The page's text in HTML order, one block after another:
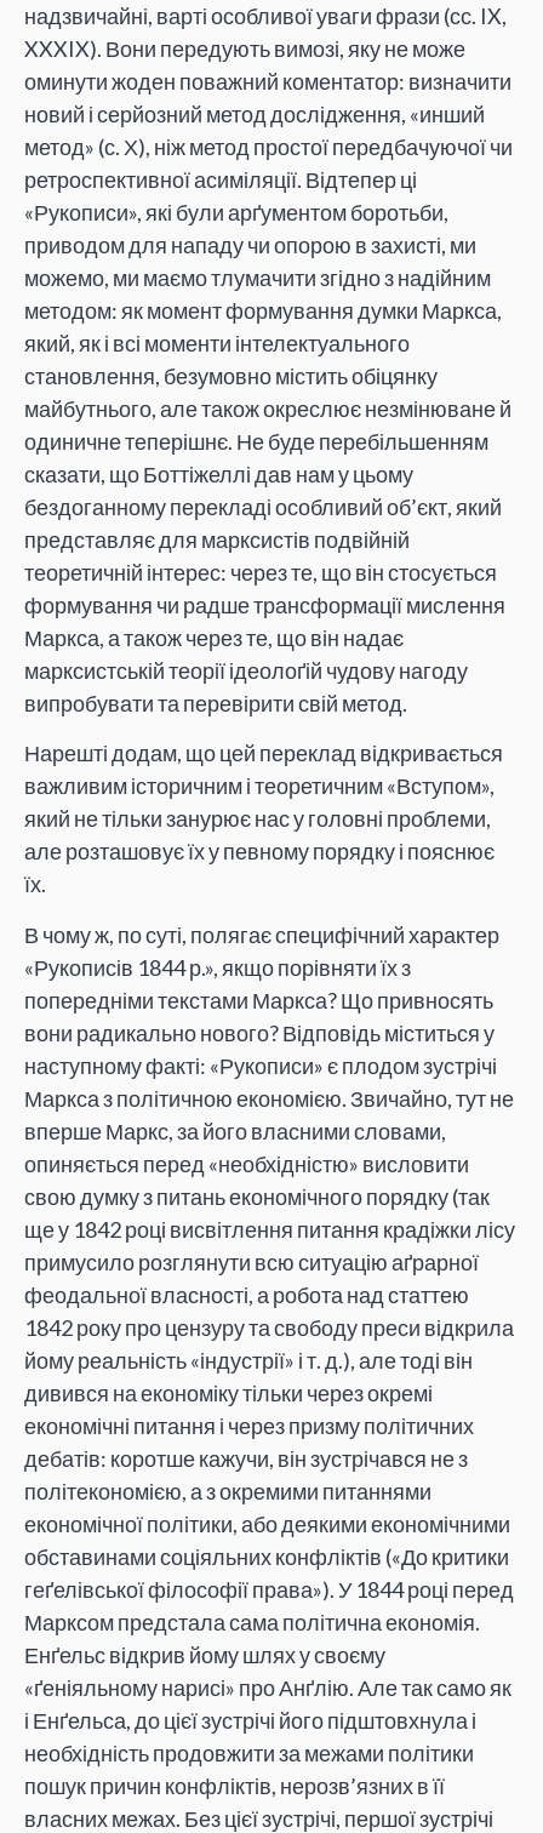
надзвичайні, варті особливої уваги фрази (сс. IX,
XXXIX). Вони передують вимозі, яку не може
оминути жоден поважний коментатор: визначити
новий і серйозний метод дослідження, «инший
метод» (с. Х), ніж метод простої передбачуючої чи
ретроспективної асиміляції. Відтепер ці
«Рукописи», які були арґументом боротьби,
приводом для нападу чи опорою в захисті, ми
можемо, ми маємо тлумачити згідно з надійним
методом: як момент формування думки Маркса,
який, як і всі моменти інтелектуального
становлення, безумовно містить обіцянку
майбутнього, але також окреслює незмінюване й
одиничне теперішнє. Не буде перебільшенням
сказати, що Боттіжеллі дав нам у цьому
бездоганному перекладі особливий об’єкт, який
представляє для марксистів подвійній
теоретичній інтерес: через те, що він стосується
формування чи радше трансформації мислення
Маркса, а також через те, що він надає
марксистській теорії ідеолоґій чудову нагоду
випробувати та перевірити свій метод.
Нарешті додам, що цей переклад відкривається
важливим історичним і теоретичним «Вступом»,
який не тільки занурює нас у головні проблеми,
але розташовує їх у певному порядку і пояснює
їх.
В чому ж, по суті, полягає специфічний характер
«Рукописів 1844 р.», якщо порівняти їх з
попередніми текстами Маркса? Що привносять
вони радикально нового? Відповідь міститься у
наступному факті: «Рукописи» є плодом зустрічі
Маркса з політичною економією. Звичайно, тут не
вперше Маркс, за його власними словами,
опиняється перед «необхідністю» висловити
свою думку з питань економічного порядку (так
ще у 1842 році висвітлення питання крадіжки лісу
примусило розглянути всю ситуацію аґрарної
феодальної власності, а робота над статтею
1842 року про цензуру та свободу преси відкрила
йому реальність «індустрії» і т. д.), але тоді він
дивився на економіку тільки через окремі
економічні питання і через призму політичних
дебатів: коротше кажучи, він зустрічався не з
політекономією, а з окремими питаннями
економічної політики, або деякими економічними
обставинами соціяльних конфліктів («До критики
геґелівської філософії права»). У 1844 році перед
Марксом предстала сама політична економія.
Енґельс відкрив йому шлях у своєму
«ґеніяльному нарисі» про Анґлію. Але так само як
і Енґельса, до цієї зустрічі його підштовхнула і
необхідність продовжити за межами політики
пошук причин конфліктів, нерозв’язних в її
власних межах. Без цієї зустрічі, першої зустрічі